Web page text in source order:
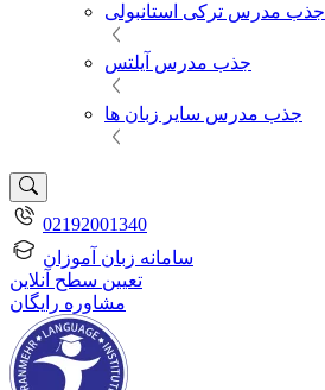
جذب مدرس ترکی استانبولی
جذب مدرس آیلتس
جذب مدرس سایر زبان ها
02192001340
سامانه زبان آموزان
تعیین سطح آنلاین
مشاوره رایگان